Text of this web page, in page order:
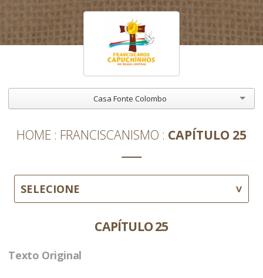
Casa Fonte Colombo
HOME FRANCISCANISMO CAPÍTULO 25
SELECIONE
CAPÍTULO 25
Texto Original